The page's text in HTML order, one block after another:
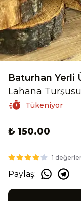
Baturhan Yerli
Lahana
Tükeniyor
₺ 150.00
1
Paylaş: